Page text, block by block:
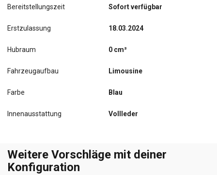
Bereitstellungszeit Sofort verfügbar
Erstzulassung 18.03.2024
Hubraum 0 cm³
Fahrzeugaufbau Limousine
Farbe Blau
Innenausstattung Vollleder
Weitere Vorschläge mit deiner
Konfiguration